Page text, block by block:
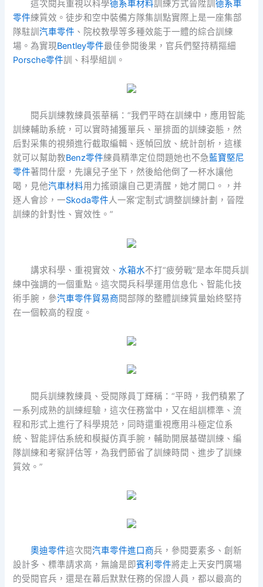
這次閱兵重視以科學德系車材料訓練方式晉陞訓 德系車
零件練質效。徒步和空中裝備方隊集訓點實際上是一座集部
隊駐訓汽車零件 、院校教學等多種效能于一體的綜合訓練
場。為實現Bentley零件最佳參閱後果，官兵們堅持精摳細
Porsche零件訓、科學組訓。
閱兵訓練教練員張華稱：“我們平時在訓練中，應用智能
訓練輔助系統，可以實時捕獲單兵、單排面的訓練姿態，然
后對采集的視頻進行截取編輯、逐幀回放、統計剖析，這樣
就可以幫助教Benz零件練員精準定位問題她也不急藍寶堅尼
零件著問什麼，先讓兒子坐下，然後給他倒了一杯水讓他
喝，見他汽車材料用力搖頭讓自己更清醒，她才開口。，并
逐人會診，一Skoda零件人一案‘定制式’調整訓練計劃，晉陞
訓練的針對性、實效性。”
講求科學、重視實效、 水箱水不打“疲勞戰”是本年閱兵訓
練中強調的一個重點。這次閱兵科學運用信息化、智能化技
術手腕，參汽車零件貿易商閱部隊的整體訓練質量始終堅持
在一個較高的程度。
閱兵訓練教練員、受閱隊員丁輝稱：“平時，我們積累了
一系列成熟的訓練經驗，這次任務當中，又在組訓標準、流
程和形式上進行了科學規范，同時還重視應用斗極定位系
統、智能評估系統和模擬仿真手腕，輔助開展基礎訓練、編
隊訓練和考察評估等，為我們節省了訓練時間、進步了訓練
質效。”
奧迪零件這次閱汽車零件進口商兵，參閱要素多、創新
設計多、標準請求高，無論是即賓利零件將走上天安門廣場
的受閱官兵，還是在幕后默默任務的保證人員，都以最高的